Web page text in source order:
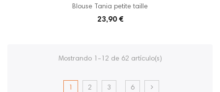
Blouse Tania petite taille
23,90 €
Mostrando 1-12 de 62 artículo(s)
2 3 6